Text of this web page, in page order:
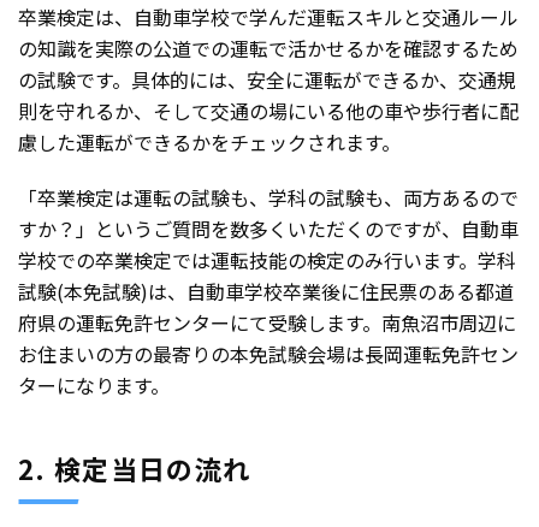
卒業検定は、自動車学校で学んだ運転スキルと交通ルール
の知識を実際の公道での運転で活かせるかを確認するため
の試験です。具体的には、安全に運転ができるか、交通規
則を守れるか、そして交通の場にいる他の車や歩行者に配
慮した運転ができるかをチェックされます。
「卒業検定は運転の試験も、学科の試験も、両方あるので
すか？」というご質問を数多くいただくのですが、自動車
学校での卒業検定では運転技能の検定のみ行います。学科
試験(本免試験)は、自動車学校卒業後に住民票のある都道
府県の運転免許センターにて受験します。南魚沼市周辺に
お住まいの方の最寄りの本免試験会場は長岡運転免許セン
ターになります。
2. 検定当日の流れ